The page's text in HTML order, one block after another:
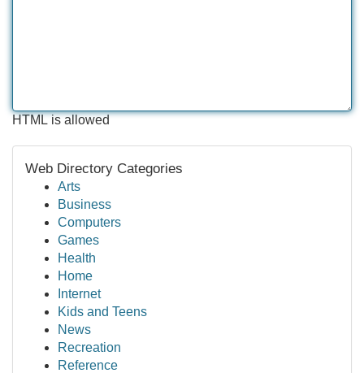
HTML is allowed
Web Directory Categories
Arts
Business
Computers
Games
Health
Home
Internet
Kids and Teens
News
Recreation
Reference